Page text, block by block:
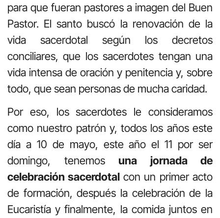
para que fueran pastores a imagen del Buen
Pastor. El santo buscó la renovación de la
vida sacerdotal según los decretos
conciliares, que los sacerdotes tengan una
vida intensa de oración y penitencia y, sobre
todo, que sean personas de mucha caridad.
Por eso, los sacerdotes le consideramos
como nuestro patrón y, todos los años este
día a 10 de mayo, este año el 11 por ser
domingo, tenemos una jornada de
celebración sacerdotal con un primer acto
de formación, después la celebración de la
Eucaristía y finalmente, la comida juntos en